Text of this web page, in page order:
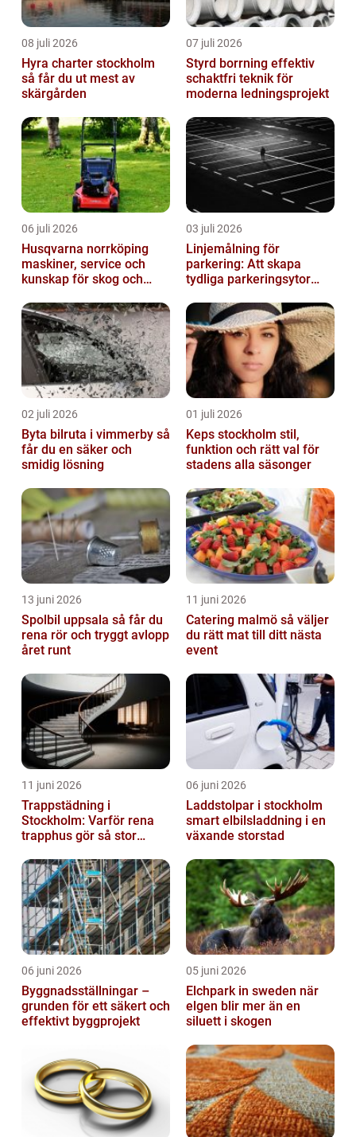
08 juli 2026
Hyra charter stockholm
så får du ut mest av
skärgården
07 juli 2026
Styrd borrning effektiv
schaktfri teknik för
moderna ledningsprojekt
06 juli 2026
Husqvarna norrköping
maskiner, service och
kunskap för skog och
03 juli 2026
Linjemålning för
parkering: Att skapa
tydliga parkeringsytor
parkeringslinjer
02 juli 2026
Byta bilruta i vimmerby så
får du en säker och
smidig lösning
01 juli 2026
Keps stockholm stil,
funktion och rätt val för
stadens alla säsonger
13 juni 2026
Spolbil uppsala så får du
rena rör och tryggt avlopp
året runt
11 juni 2026
Catering malmö så väljer
du rätt mat till ditt nästa
event
11 juni 2026
Trappstädning i
Stockholm: Varför rena
trapphus gör så stor
06 juni 2026
Laddstolpar i stockholm
smart elbilsladdning i en
växande storstad
06 juni 2026
Byggnadsställningar –
grunden för ett säkert och
effektivt byggprojekt
05 juni 2026
Elchpark in sweden när
elgen blir mer än en
siluett i skogen